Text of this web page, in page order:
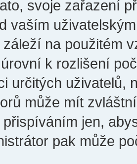
svoje zařazení
vaším
záleží na použitém
k rozlišení
určitých uživatelů,
může mít
jen,
pak může